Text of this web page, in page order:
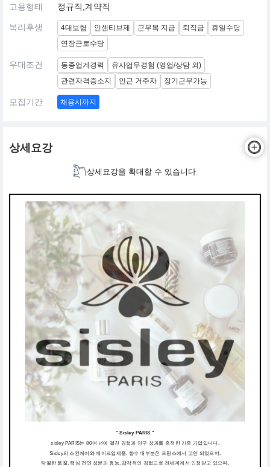
고용형태 정규직,계약직
복리후생 4대보험 인센티브제 근무복 지급 퇴직금
휴일수당
연장근로수당
우대조건 동종업계경력
유사업무경험 (영업/상담 외)
관련자격증소지
인근 거주자 장기근무가능
모집기간 채용시까지
상세요강
상세요강을 확대할 수 있습니다.
" Sisley PARIS "
sisley PARIS는 80여 년에 걸친 경험과 연구 성과를 축적한 가족 기업입니다.
Sisley의 스킨케어와 메이크업제품, 향수 대부분은 프랑스에서 고안 되었으며,
탁월한 품질, 핵심 천연 성분의 효능, 감각적인 경험으로 전세계에서 인정받고 있으며,